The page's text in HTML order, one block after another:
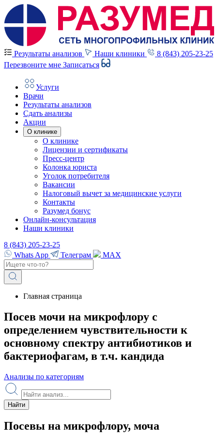
Результаты анализов Наши клиники
8 (843) 205-23-25
Перезвоните мне Записаться
Услуги
Врачи
Результаты анализов
Сдать анализы
Акции
О клинике
О клинике
Лицензии и сертификаты
Пресс-центр
Колонка юриста
Уголок потребителя
Вакансии
Налоговый вычет за медицинские услуги
Контакты
Разумед бонус
Онлайн-консультация
Наши клиники
8 (843) 205-23-25
Whats App
Телеграм MAX
Главная страница
Посев мочи на микрофлору с
определением чувствительности к
основному спектру антибиотиков и
бактериофагам, в т.ч. кандида
Анализы по категориям
Найти
Посевы на микрофлору, моча